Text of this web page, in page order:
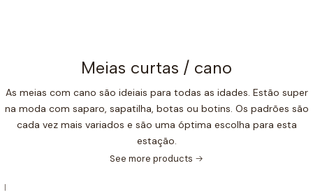
Meias curtas / cano
As meias com cano são ideiais para todas as idades. Estão super
na moda com saparo, sapatilha, botas ou botins. Os padrões são
cada vez mais variados e são uma óptima escolha para esta
estação.
See more products
|